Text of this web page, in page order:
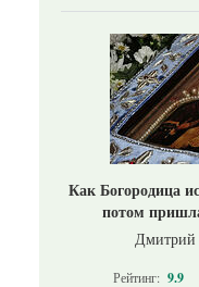
Как Богородица
потом
Дмитрий
Рейтинг: 9.9